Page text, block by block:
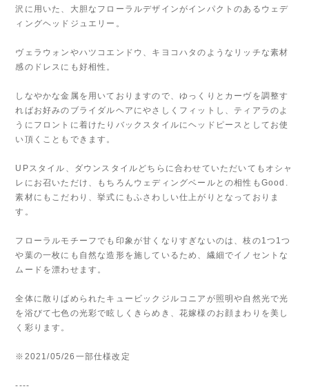
沢に用いた、大胆なフローラルデザインがインパクトのあるウェデ
ィングヘッドジュエリー。
ヴェラウォンやハツコエンドウ、キヨコハタのようなリッチな素材
感のドレスにも好相性。
しなやかな金属を用いておりますので、ゆっくりとカーヴを調整す
ればお好みのブライダルヘアにやさしくフィットし、ティアラのよ
うにフロントに着けたりバックスタイルにヘッドピースとしてお使
い頂くこともできます。
UPスタイル、ダウンスタイルどちらに合わせていただいてもオシャ
レにお召いただけ、もちろんウェディングベールとの相性もGood.
素材にもこだわり、挙式にもふさわしい仕上がりとなっておりま
す。
フローラルモチーフでも印象が甘くなりすぎないのは、枝の1つ1つ
や葉の一枚にも自然な造形を施しているため、繊細でイノセントな
ムードを漂わせます。
全体に散りばめられたキュービックジルコニアが照明や自然光で光
を浴びて七色の光彩で眩しくきらめき、花嫁様のお顔まわりを美し
く彩ります。
※2021/05/26一部仕様改定
----